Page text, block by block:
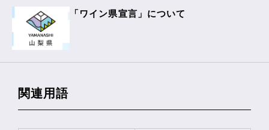
「ワイン県宣言」について
関連用語